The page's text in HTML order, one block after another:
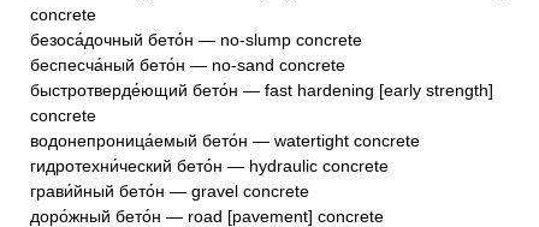
concrete
безоса́дочный бето́н — no-slump concrete
беспесча́ный бето́н — no-sand concrete
быстротверде́ющий бето́н — fast hardening [early strength]
concrete
водонепроница́емый бето́н — watertight concrete
гидротехни́ческий бето́н — hydraulic concrete
грави́йный бето́н — gravel concrete
доро́жный бето́н — road [pavement] concrete